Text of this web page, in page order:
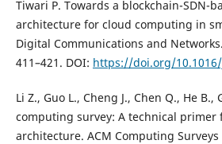
Tiwari P. Towards a blockchain-SDN-
architecture for cloud computing in
Digital Communications and
411–421. DOI: https://doi.org/
Li Z., Guo L., Cheng J., Chen Q., He
computing survey: A technical primer
architecture. ACM Computing Surveys